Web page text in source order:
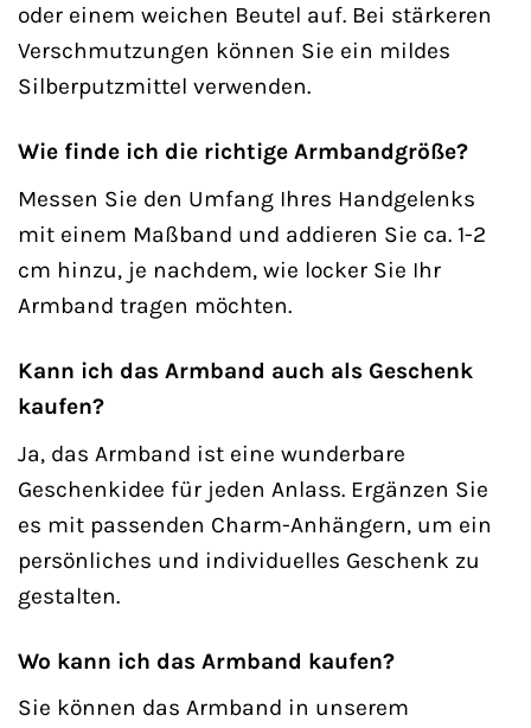
oder einem weichen Beutel auf. Bei stärkeren
Verschmutzungen können Sie ein mildes
Silberputzmittel verwenden.
Wie finde ich die richtige Armbandgröße?
Messen Sie den Umfang Ihres Handgelenks
mit einem Maßband und addieren Sie ca. 1-2
cm hinzu, je nachdem, wie locker Sie Ihr
Armband tragen möchten.
Kann ich das Armband auch als Geschenk
kaufen?
Ja, das Armband ist eine wunderbare
Geschenkidee für jeden Anlass. Ergänzen Sie
es mit passenden Charm-Anhängern, um ein
persönliches und individuelles Geschenk zu
gestalten.
Wo kann ich das Armband kaufen?
Sie können das Armband in unserem